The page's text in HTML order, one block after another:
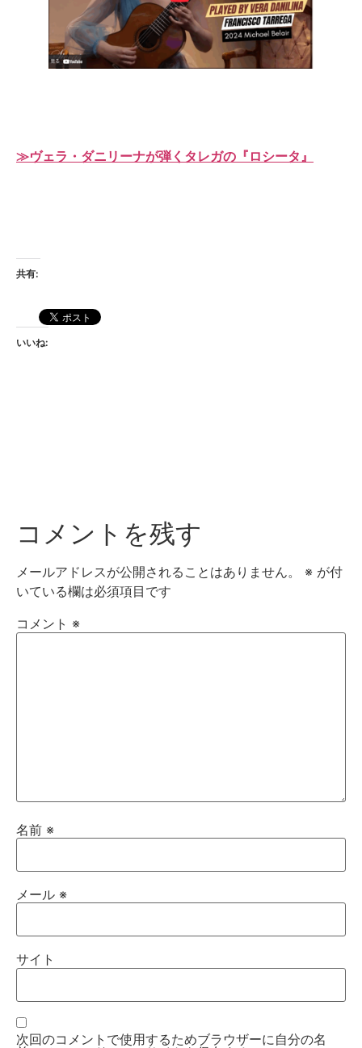
≫ヴェラ・ダニリーナが弾くタレガの『ロシータ』
共有:
いいね:
コメントを残す
メールアドレスが公開されることはありません。 ※ が付
いている欄は必須項目です
コメント ※
名前 ※
メール ※
サイト
次回のコメントで使用するためブラウザーに自分の名